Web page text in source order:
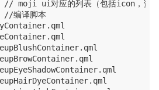
moji ui对应的列表（包括icon，资源
编译脚本
//
//
//
//
//